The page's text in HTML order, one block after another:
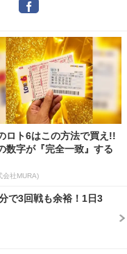
ロト6はこの方法で買え!!
数字が『完全一致』する
会社MURA)
で3回戦も余裕！1日3